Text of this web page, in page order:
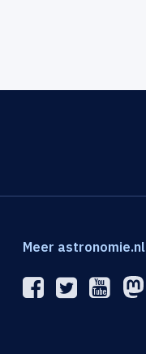
Meer astronomie.nl